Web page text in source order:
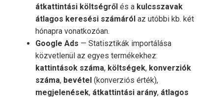
átkattintási költségről és a kulcsszavak
átlagos keresési számáról az utóbbi kb. két
hónapra vonatkozóan.
Google Ads — Statisztikák importálása
közvetlenül az egyes termékekhez:
kattintások száma, költségek, konverziók
száma, bevétel (konverziós érték),
megjelenések, átkattintási arány, átlagos